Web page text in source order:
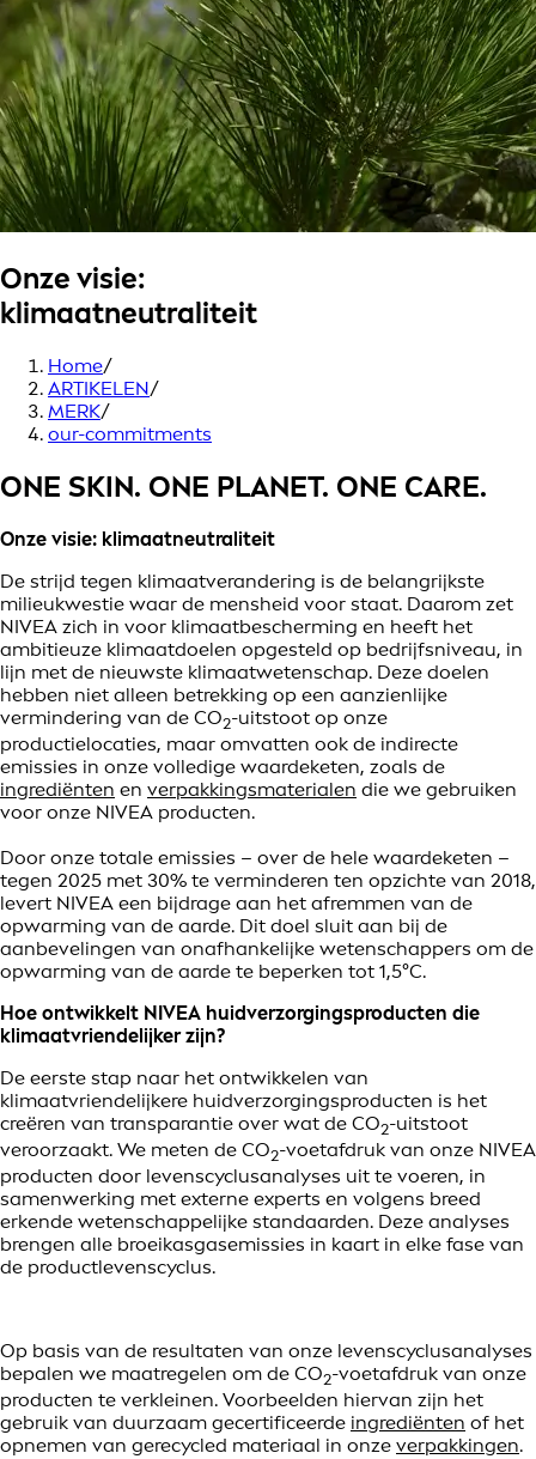
Onze visie:
klimaatneutraliteit
Home/
ARTIKELEN/
MERK/
our-commitments
ONE SKIN. ONE PLANET. ONE CARE.
Onze visie: klimaatneutraliteit
De strijd tegen klimaatverandering is de belangrijkste
milieukwestie waar de mensheid voor staat. Daarom zet
NIVEA zich in voor klimaatbescherming en heeft het
ambitieuze klimaatdoelen opgesteld op bedrijfsniveau, in
lijn met de nieuwste klimaatwetenschap. Deze doelen
hebben niet alleen betrekking op een aanzienlijke
vermindering van de CO2-uitstoot op onze
productielocaties, maar omvatten ook de indirecte
emissies in onze volledige waardeketen, zoals de
ingrediënten en verpakkingsmaterialen die we gebruiken
voor onze NIVEA producten.
Door onze totale emissies – over de hele waardeketen –
tegen 2025 met 30% te verminderen ten opzichte van 2018,
levert NIVEA een bijdrage aan het afremmen van de
opwarming van de aarde. Dit doel sluit aan bij de
aanbevelingen van onafhankelijke wetenschappers om de
opwarming van de aarde te beperken tot 1,5°C.
Hoe ontwikkelt NIVEA huidverzorgingsproducten die
klimaatvriendelijker zijn?
De eerste stap naar het ontwikkelen van
klimaatvriendelijkere huidverzorgingsproducten is het
creëren van transparantie over wat de CO2-uitstoot
veroorzaakt. We meten de CO2-voetafdruk van onze NIVEA
producten door levenscyclusanalyses uit te voeren, in
samenwerking met externe experts en volgens breed
erkende wetenschappelijke standaarden. Deze analyses
brengen alle broeikasgasemissies in kaart in elke fase van
de productlevenscyclus.
Op basis van de resultaten van onze levenscyclusanalyses
bepalen we maatregelen om de CO2-voetafdruk van onze
producten te verkleinen. Voorbeelden hiervan zijn het
gebruik van duurzaam gecertificeerde ingrediënten of het
opnemen van gerecycled materiaal in onze verpakkingen.